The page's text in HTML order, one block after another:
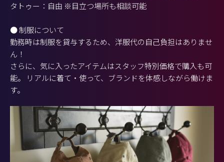
タトゥー：自由 ※目立つ場所も相談可能
● 制服について
勤務時は制服を貸与するため、洋服代の自己負担はありませ
ん！
さらに、気に入ったアイテムはスタッフ特別価格で購入も可
能。 リアルに着て・使って、ブランドを体感しながら働けま
す。